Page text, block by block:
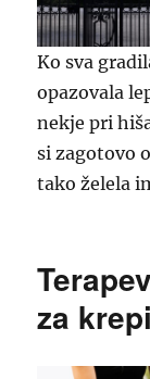
Ko sva
opazovala
nekje pri
si zagotovo
tako želela
za